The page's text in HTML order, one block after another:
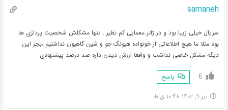
samaneh
سریال خیلی زیبا بود و در ژانر معمایی کم نظیر . تنها مشکلش شخصیت پردازی ها
بود مثلا ما هیچ اطلاعاتی از خونواده هیونگ جو و شین گاهیون نداشتیم ،بجز این
دیگه مشکل خاصی نداشت و واقعا ارزش دیدن داره صد درصد پیشنهادی
6 پاسخ
تیر ۹, ۱۴۰۲ ۱۰:۴۸ ق.ظ